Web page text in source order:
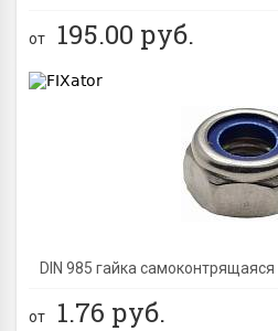
от 195.00 руб.
DIN 985 гайка
от 1.76 руб.